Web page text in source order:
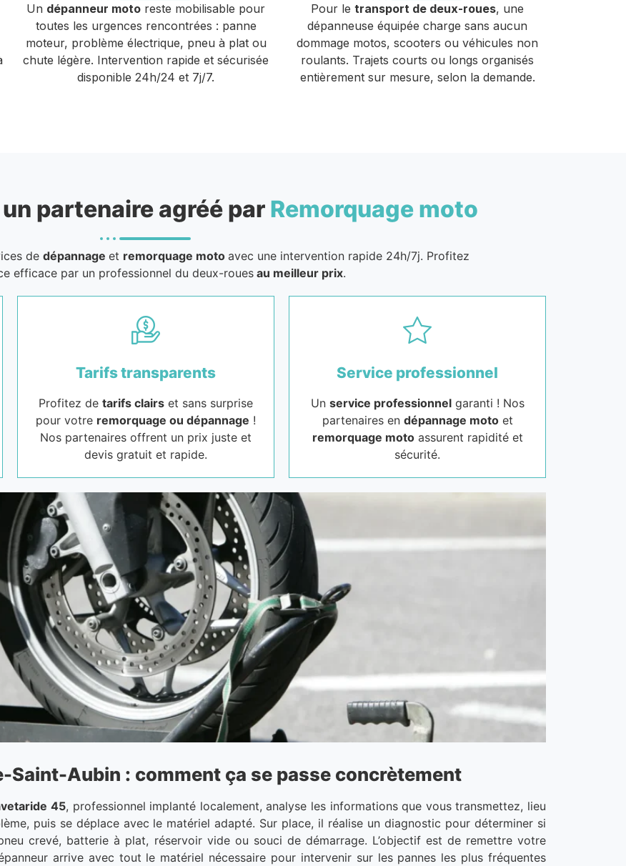
Un dépanneur moto reste mobilisable pour
toutes les urgences rencontrées : panne
moteur, problème électrique, pneu à plat ou
chute légère. Intervention rapide et sécurisée
disponible 24h/24 et 7j/7.
Pour le transport de deux-roues, une
dépanneuse équipée charge sans aucun
dommage motos, scooters ou véhicules non
roulants. Trajets courts ou longs organisés
entièrement sur mesure, selon la demande.
partenaire agréé par Remorquage moto
de dépannage et remorquage moto avec une intervention rapide 24h/7j. Profitez
efficace par un professionnel du deux-rouesau meilleur prix.
Tarifs transparents
Profitez de tarifs clairs et sans surprise
pour votre remorquage ou dépannage !
Nos partenaires offrent un prix juste et
devis gratuit et rapide.
Service professionnel
Un service professionnelgaranti ! Nos
partenaires en dépannage motoet
remorquage motoassurent rapidité et
sécurité.
Saint-Aubin : comment ça se passe concrètement
45, professionnel implanté localement, analyse les informations que vous transmettez, lieu
puis se déplace avec le matériel adapté. Sur place, il réalise un diagnostic pour déterminer si
crevé, batterie à plat, réservoir vide ou souci de démarrage. L’objectif est de remettre votre
arrive avec tout le matériel nécessaire pour intervenir sur les pannes les plus fréquentes